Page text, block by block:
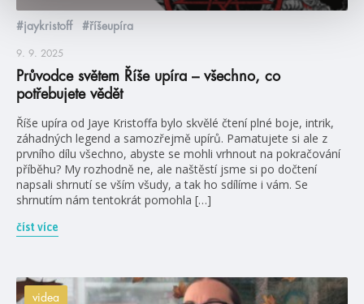
#jaykristoff #říšeupíra
9. 9. 2025
Průvodce světem Říše upíra – všechno, co
potřebujete vědět
Říše upíra od Jaye Kristoffa bylo skvělé čtení plné boje, intrik,
záhadných legend a samozřejmě upírů. Pamatujete si ale z
prvního dílu všechno, abyste se mohli vrhnout na pokračování
příběhu? My rozhodně ne, ale naštěstí jsme si po dočtení
napsali shrnutí se vším všudy, a tak ho sdílíme i vám. Se
shrnutím nám tentokrát pomohla […]
číst více
videa